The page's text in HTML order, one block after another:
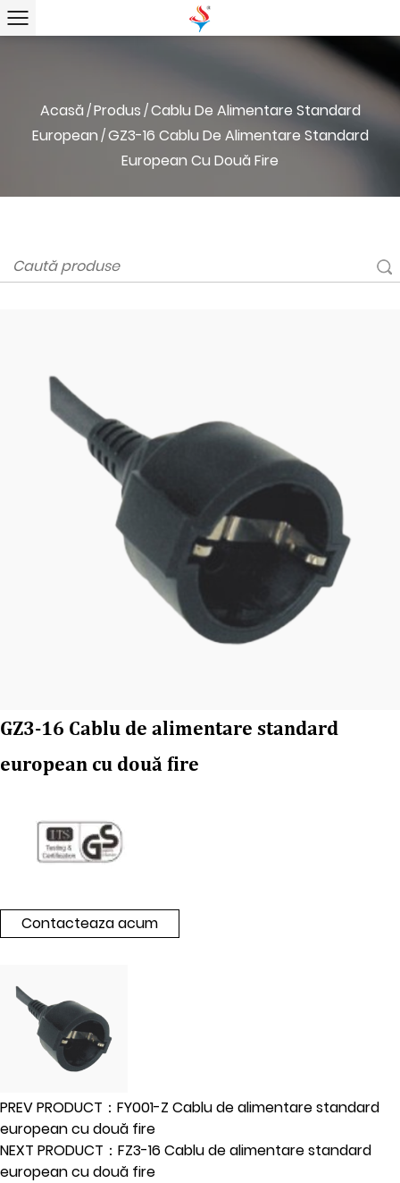
Acasă /Produs /Cablu De Alimentare Standard
European /GZ3-16 Cablu De Alimentare Standard
European Cu Două Fire
GZ3-16 Cablu de alimentare standard
european cu două fire
Contacteaza acum
PREV PRODUCT：FY001-Z Cablu de alimentare standard
european cu două fire
NEXT PRODUCT：FZ3-16 Cablu de alimentare standard
european cu două fire